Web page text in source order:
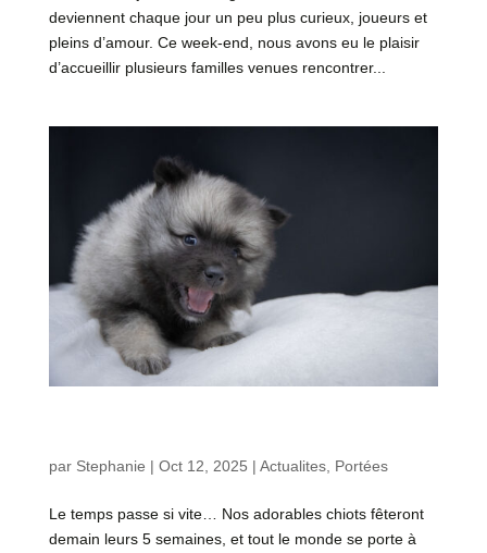
deviennent chaque jour un peu plus curieux, joueurs et
pleins d’amour. Ce week-end, nous avons eu le plaisir
d’accueillir plusieurs familles venues rencontrer...
par Stephanie | Oct 12, 2025 | Actualites, Portées
Le temps passe si vite… Nos adorables chiots fêteront
demain leurs 5 semaines, et tout le monde se porte à